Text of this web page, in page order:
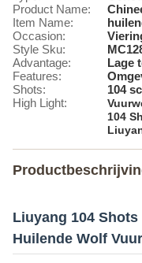
Product Name:
Item Name:
Occasion:
Style Sku:
Advantage:
Lage
Features:
Shots:
104
High Light:
104
Liuyang 104
Huilende Wolf